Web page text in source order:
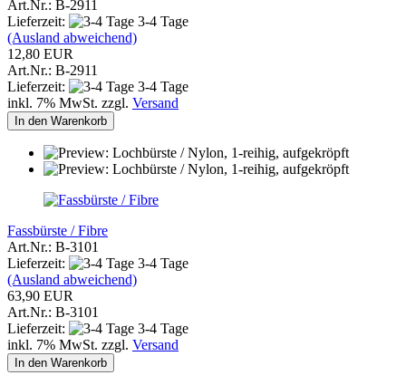
Art.Nr.: B-2911
Lieferzeit:
3-4 Tage
(Ausland abweichend)
12,80 EUR
Art.Nr.: B-2911
Lieferzeit:
3-4 Tage
inkl. 7% MwSt. zzgl. Versand
In den Warenkorb
Fassbürste / Fibre
Art.Nr.: B-3101
Lieferzeit:
3-4 Tage
(Ausland abweichend)
63,90 EUR
Art.Nr.: B-3101
Lieferzeit:
3-4 Tage
inkl. 7% MwSt. zzgl. Versand
In den Warenkorb